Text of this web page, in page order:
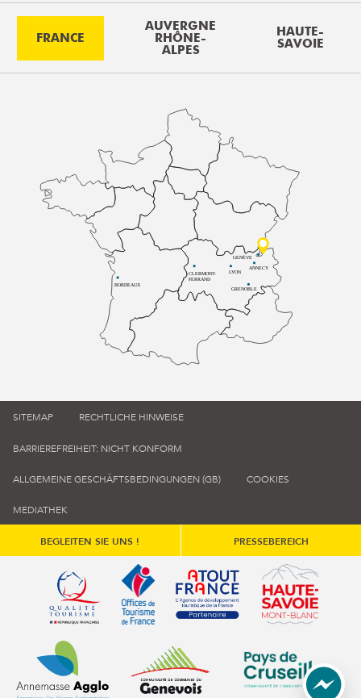
FRANCE
AUVERGNE
RHÔNE-
ALPES
HAUTE-
SAVOIE
BORDEAUX
CLERMONT-
FERRAND
LYON
ANNECY
GRENOBLE
GENÈVE
SITEMAP RECHTLICHE HINWEISE
BARRIEREFREIHEIT: NICHT KONFORM
ALLGEMEINE GESCHÄFTSBEDINGUNGEN (GB) COOKIES
MEDIATHEK
BEGLEITEN SIE UNS ! PRESSEBEREICH
Qualité tourisme (s'ouvre dans une nouvelle fenêtre)
Office de tourisme de France (s'ouvre
Atout France (s'ouvre dans
Annemasse Agglo (s'ouvre dans une nouvelle fenêtre)
Communauté de communes du
Communauté de